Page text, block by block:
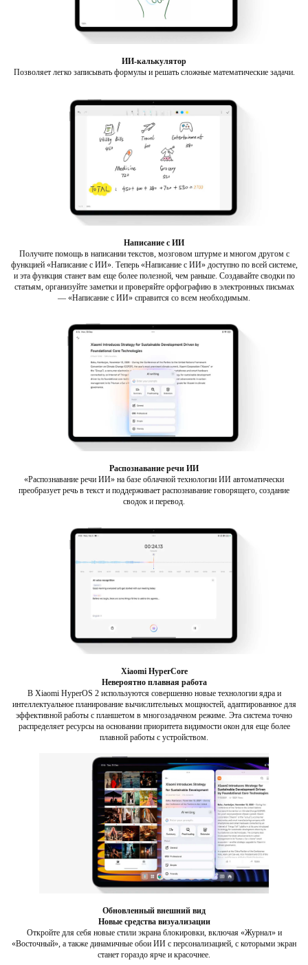
ИИ-калькулятор
Позволяет легко записывать формулы и решать сложные математические задачи.
Написание с ИИ
Получите помощь в написании текстов, мозговом штурме и многом другом с
функцией «Написание с ИИ». Теперь «Написание с ИИ» доступно по всей системе,
и эта функция станет вам еще более полезной, чем раньше. Создавайте сводки по
статьям, организуйте заметки и проверяйте орфографию в электронных письмах
— «Написание с ИИ» справится со всем необходимым.
Распознавание речи ИИ
«Распознавание речи ИИ» на базе облачной технологии ИИ автоматически
преобразует речь в текст и поддерживает распознавание говорящего, создание
сводок и перевод.
Xiaomi HyperCore
Невероятно плавная работа
В Xiaomi HyperOS 2 используются совершенно новые технологии ядра и
интеллектуальное планирование вычислительных мощностей, адаптированное для
эффективной работы с планшетом в многозадачном режиме. Эта система точно
распределяет ресурсы на основании приоритета видимости окон для еще более
плавной работы с устройством.
Обновленный внешний вид
Новые средства визуализации
Откройте для себя новые стили экрана блокировки, включая «Журнал» и
«Восточный», а также динамичные обои ИИ с персонализацией, с которыми экран
станет гораздо ярче и красочнее.